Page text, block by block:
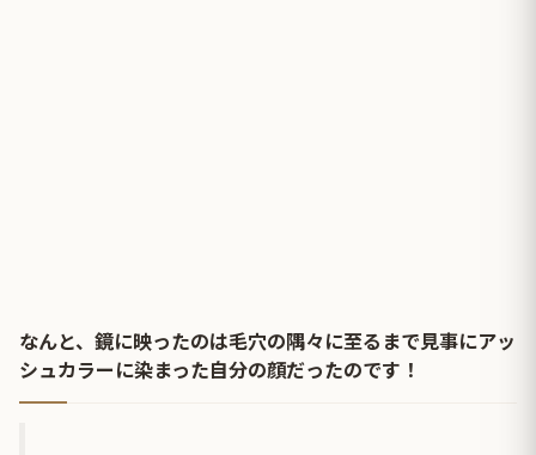
なんと、鏡に映ったのは毛穴の隅々に至るまで見事にアッ
シュカラーに染まった自分の顔だったのです！